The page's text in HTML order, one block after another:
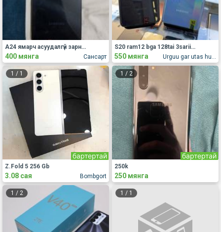
Сансарт
А24 ямарч асуудалгүй зарна.
400 мянга
S20 ram12 bga 128tai 3sariin batalgaa ugnu
550 мянга
1 / 1
бартертай
Bombgort
Z.Fold 5 256 Gb
3.08 сая
1 / 2
бартертай
250k
250 мянга
1 / 2 1 / 1